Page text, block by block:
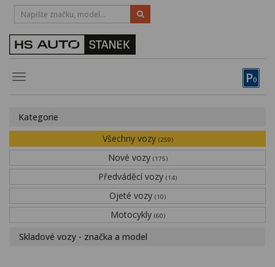
P0
Toggle
HOTLINE:
STRAKONICE-383 335 366
Obytné vozy
Financování
Novinky
Kategorie
Všechny vozy (259)
Nové vozy (175)
Předváděcí vozy (14)
Ojeté vozy (10)
Motocykly (60)
Skladové vozy - značka a model